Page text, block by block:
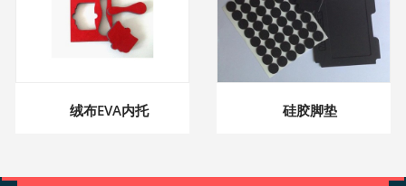
绒布EVA内托 硅胶脚垫